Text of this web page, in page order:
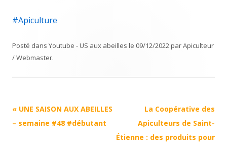
#Apiculture
Posté dans Youtube - US aux abeilles le 09/12/2022parApiculteur
/ Webmaster.
Navigation
Article
« UNE SAISON AUX ABEILLES
– semaine #48 #débutant
La Coopérative des
Apiculteurs de Saint-
Étienne : des produits pour